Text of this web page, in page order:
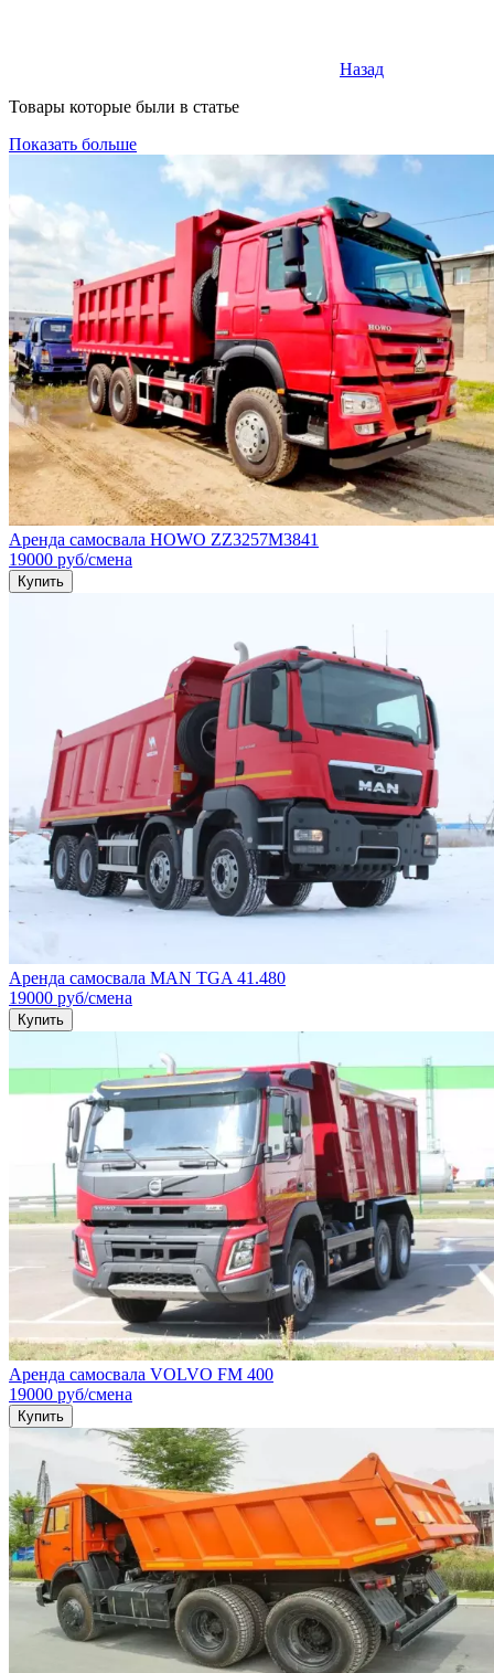
Назад
Товары которые были в статье
Показать больше
Аренда самосвала HOWO ZZ3257M3841
19000 руб/смена
Купить
Аренда самосвала MAN TGA 41.480
19000 руб/смена
Купить
Аренда самосвала VOLVO FM 400
19000 руб/смена
Купить